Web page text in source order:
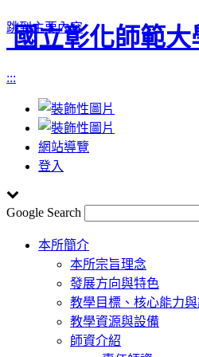
跳到主要內容
國立彰化師範
:::
網站導覽
登入
Google Search
Toggle
navigation
本所簡介
本所宗旨理念
發展方向與特色
教學目標、核心能力與
教學資源與設備
師資介紹